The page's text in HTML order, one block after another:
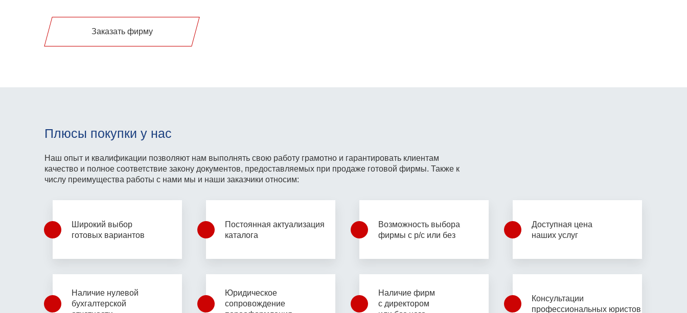
Заказать фирму
Плюсы покупки у нас
Наш опыт и квалификации позволяют нам выполнять свою работу грамотно и гарантировать клиентам
качество и полное соответствие закону документов, предоставляемых при продаже готовой фирмы. Также к
числу преимущества работы с нами мы и наши заказчики относим:
Широкий выбор
готовых вариантов
Постоянная актуализация
каталога
Возможность выбора
фирмы с р/с или без
Доступная цена
наших услуг
Наличие нулевой
бухгалтерской
Юридическое
сопровождение
Наличие фирм
с директором
Консультации
профессиональных юристов